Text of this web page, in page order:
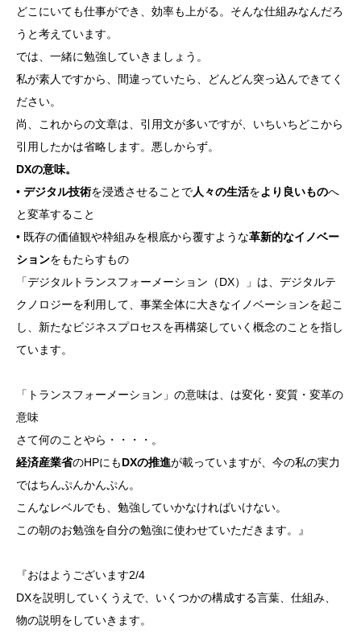
どこにいても仕事ができ、効率も上がる。そんな仕組みなんだろ
うと考えています。
では、一緒に勉強していきましょう。
私が素人ですから、間違っていたら、どんどん突っ込んできてく
ださい。
尚、これからの文章は、引用文が多いですが、いちいちどこから
引用したかは省略します。悪しからず。
DXの意味。
• デジタル技術を浸透させることで人々の生活をより良いものへ
と変革すること
• 既存の価値観や枠組みを根底から覆すような革新的なイノベー
ションをもたらすもの
「デジタルトランスフォーメーション（DX）」は、デジタルテ
クノロジーを利用して、事業全体に大きなイノベーションを起こ
し、新たなビジネスプロセスを再構築していく概念のことを指し
ています。
「トランスフォーメーション」の意味は、は変化・変質・変革の
意味
さて何のことやら・・・・。
経済産業省のHPにもDXの推進が載っていますが、今の私の実力
ではちんぷんかんぷん。
こんなレベルでも、勉強していかなければいけない。
この朝のお勉強を自分の勉強に使わせていただきます。』
『おはようございます2/4
DXを説明していくうえで、いくつかの構成する言葉、仕組み、
物の説明をしていきます。